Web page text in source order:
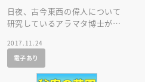
日夜、古今東西の偉人について
研究しているアラマタ博士が、
姿を大発表します！
2017.11.24
電子あり